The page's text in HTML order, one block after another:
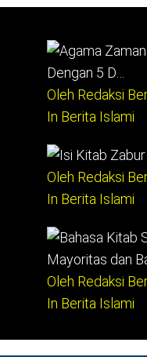
Dengan 5 D…
Oleh Redaksi
In Berita Islami
Oleh Redaksi
In Berita Islami
Mayoritas dan
Oleh Redaksi
In Berita Islami